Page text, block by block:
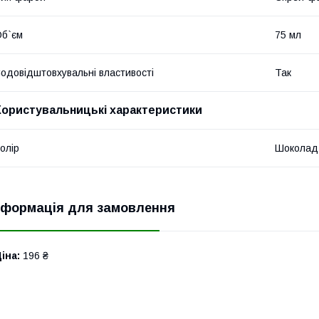
75 мл
властивості Так
характеристики
Шоколад
для замовлення
196 ₴